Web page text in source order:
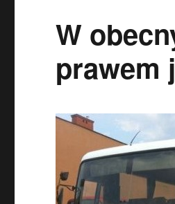
W
prawem